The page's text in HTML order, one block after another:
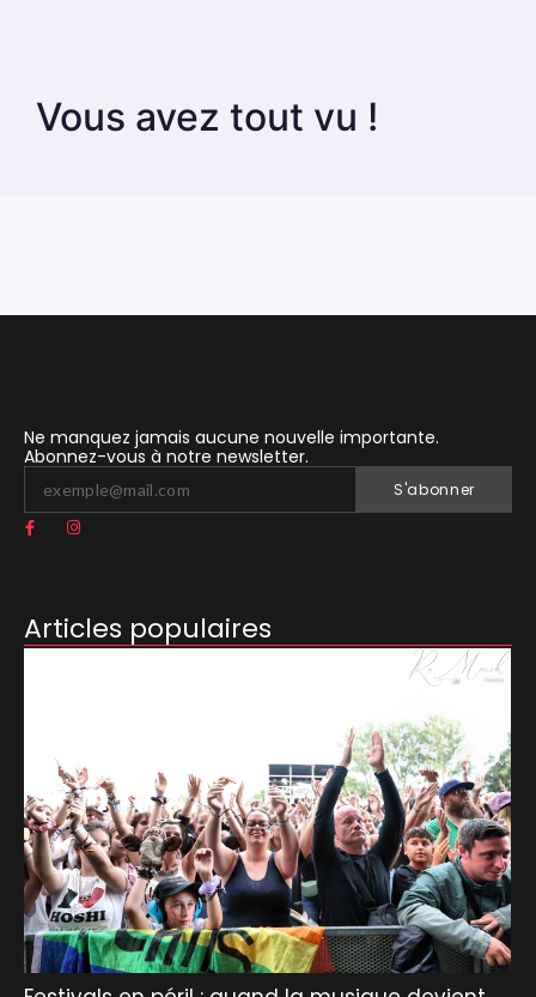
Vous avez tout vu !
Ne manquez jamais aucune nouvelle importante.
Abonnez-vous à notre newsletter.
S'abonner
Articles populaires